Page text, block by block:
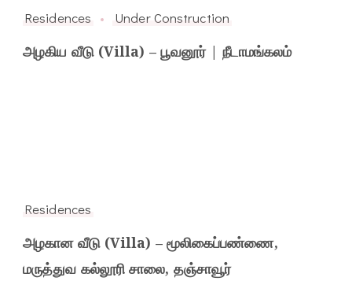
Residences Under Construction
அழகிய வீடு (Villa) – பூவனூர் | நீடாமங்கலம்
Residences
அழகான வீடு (Villa) – மூலிகைப்பண்ணை,
மருத்துவ கல்லூரி சாலை, தஞ்சாவூர்